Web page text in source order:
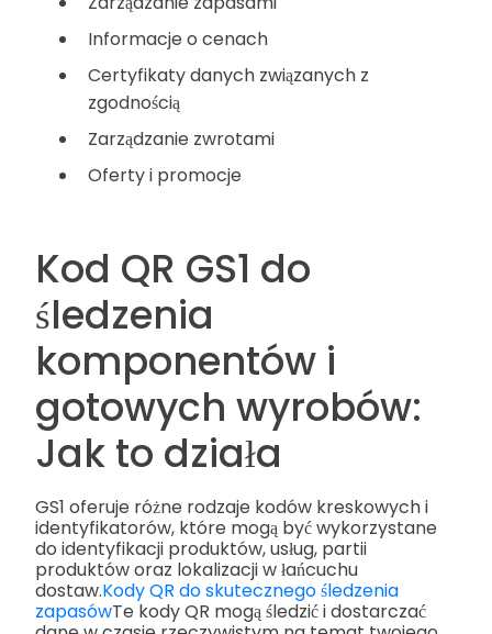
Informacje o cenach
Certyfikaty danych związanych z
zgodnością
Zarządzanie zwrotami
Oferty i promocje
Kod QR GS1 do
śledzenia
komponentów i
gotowych wyrobów:
Jak to działa
GS1 oferuje różne rodzaje kodów kreskowych i
identyfikatorów, które mogą być wykorzystane
do identyfikacji produktów, usług, partii
produktów oraz lokalizacji w łańcuchu
dostaw.Kody QR do skutecznego śledzenia
zapasówTe kody QR mogą śledzić i dostarczać